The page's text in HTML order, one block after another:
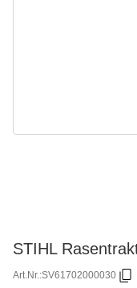
STIHL
Art.Nr.:SV61702000030